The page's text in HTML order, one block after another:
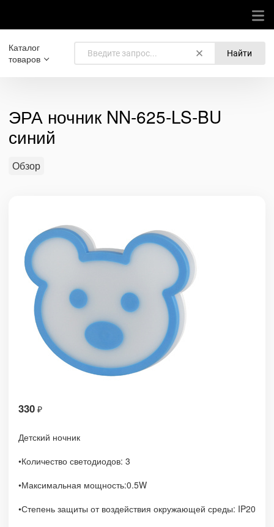
Каталог
товаров
Найти
ЭРА ночник NN-625-LS-BU
синий
Обзор
330 ₽
Детский ночник
•Количество светодиодов: 3
•Максимальная мощность:0.5W
•Степень защиты от воздействия окружающей среды: IP20